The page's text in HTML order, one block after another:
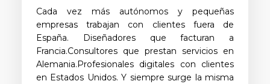
Cada vez más autónomos y pequeñas
empresas trabajan con clientes fuera de
España. Diseñadores que facturan a
Francia.Consultores que prestan servicios en
Alemania.Profesionales digitales con clientes
en Estados Unidos. Y siempre surge la misma